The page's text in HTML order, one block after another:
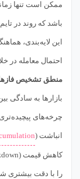
این لایه‌بندی،
احتمال معامله در
منطق تشخیص
بازارها به سادگی
چرخه‌های پیچیده‌تری
انباشت (
را با دقت بیشتری